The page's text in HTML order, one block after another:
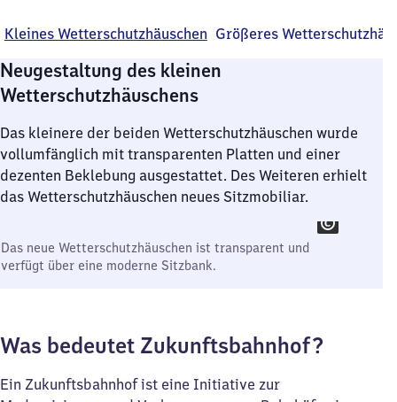
Kleines Wetterschutzhäuschen Größeres
Neugestaltung des kleinen
Wetterschutzhäuschens
Das kleinere der beiden Wetterschutzhäuschen wurde
vollumfänglich mit transparenten Platten und einer
dezenten Beklebung ausgestattet. Des Weiteren erhielt
das Wetterschutzhäuschen neues Sitzmobiliar.
Das neue Wetterschutzhäuschen ist transparent und
verfügt über eine moderne Sitzbank.
Was bedeutet Zukunftsbahnhof?
Ein Zukunftsbahnhof ist eine Initiative zur